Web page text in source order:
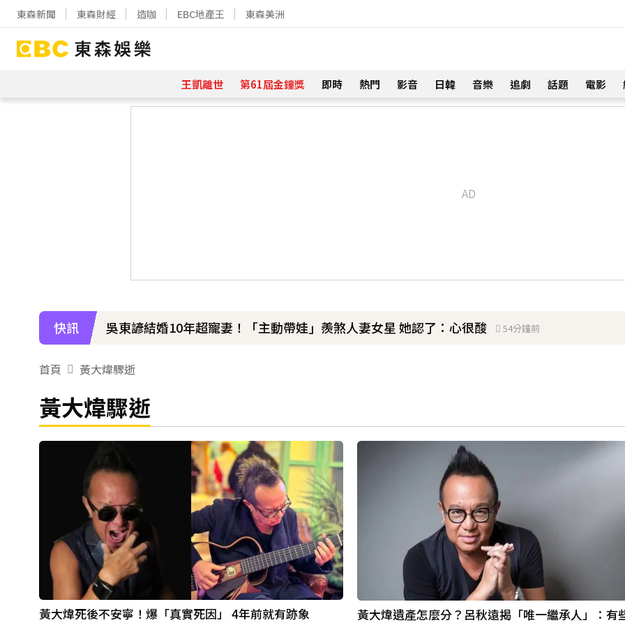
東森新聞 東森財經 造咖 EBC地產王 東森美洲
王凱離世 第61屆金鐘獎 即時 熱門 影音 日韓 音樂 追劇 話題 電影
快訊 吳東諺結婚10年超寵妻！「主動帶娃」羨煞人妻女星 她認了：心很酸 54分鐘前
八點檔女神美照遭放大腳趾！被酸「暗沉皺褶」本人無奈回應
下載東森App，隨時掌握天下大小事！
42歲情色女星要結婚了！甜嫁「前職棒選手」浪漫告白：迅速奪走我的心
14分鐘前
首頁 黃大煒驟逝
黃大煒驟逝
黃大煒死後不安寧！爆「真實死因」 4年前就有跡象
黃大煒遺產怎麼分？呂秋遠揭「唯一繼承人」：有